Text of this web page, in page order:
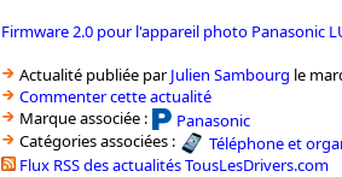
Firmware 2.0 pour l'appareil photo Panasonic
Actualité publiée parJulien Sambourg le
Commenter cette actualité
Marque associée :
Panasonic
Catégories associées :
Téléphone et
Flux RSS des actualités TousLesDrivers.com